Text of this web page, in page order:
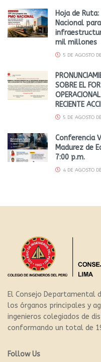
Hoja de
Nacional
mil millones
5 DE AGOSTO
SOBRE EL
RECIENTE
5 DE AGOSTO
Conferencia
Madurez de
7:00 p.m.
4 DE AGOSTO
El Consejo Departamental
los órganos principales y
ingenieros colegiados de
conformando un total de
Follow Us